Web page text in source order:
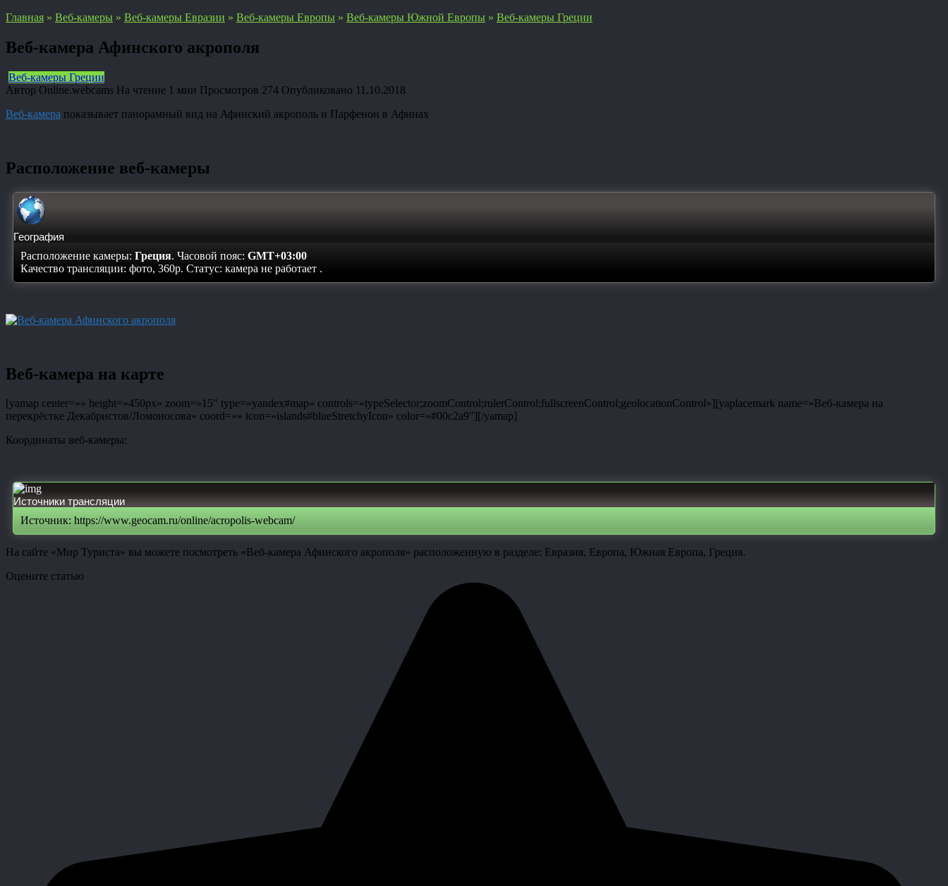
Главная » Веб-камеры » Веб-камеры Евразии » Веб-камеры Европы » Веб-камеры Южной Европы » Веб-камеры Греции
Веб-камера Афинского акрополя
Веб-камеры Греции
Автор Online.webcams На чтение 1 мин Просмотров 274 Опубликовано 11.10.2018
Веб-камера показывает панорамный вид на Афинский акрополь и Парфенон в Афинах
Расположение веб-камеры
География
Расположение камеры: Греция. Часовой пояс: GMT+03:00
Качество трансляции: фото, 360p. Статус: камера не работает .
Веб-камера на карте
[yamap center=»» height=»450px» zoom=»15″ type=»yandex#map» controls=»typeSelector;zoomControl;rulerControl;fullscreenControl;geolocationControl»][yaplacemark name=»Веб-камера на
перекрёстке Декабристов/Ломоносова» coord=»» icon=»islands#blueStretchyIcon» color=»#00c2a9″][/yamap]
Координаты веб-камеры:
Источники трансляции
Источник: https://www.geocam.ru/online/acropolis-webcam/
На сайте «Мир Туриста» вы можете посмотреть «Веб-камера Афинского акрополя» расположенную в разделе: Евразия, Европа, Южная Европа, Греция.
Оцените статью